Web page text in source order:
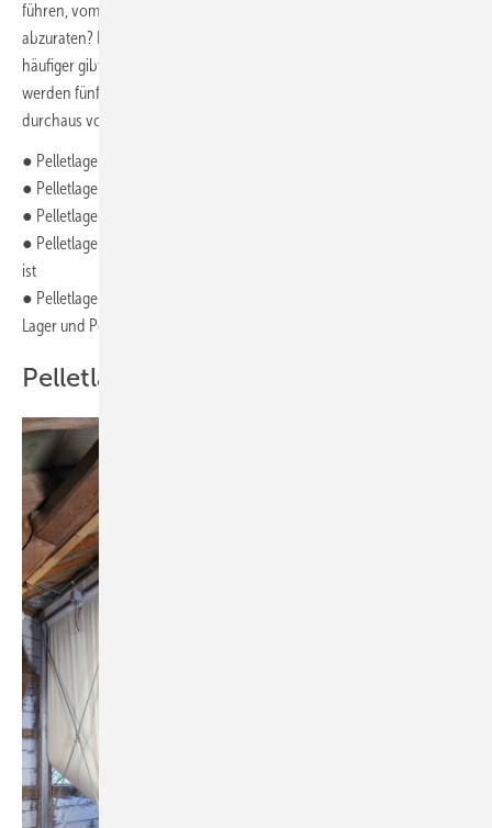
führen, vom Einbau eines Pelletheizsystems vorsichtshalber
abzuraten? Es mag tatsächlich solche seltenen Fälle geben. Doch viel
häufiger gibt es Lösungen auch für ungewöhnliche Orte. Nachfolgen
werden fünf Möglichkeiten und dazugehörige Fälle, die in der Praxis
durchaus vorkommen, skizziert:
● Pelletlager auf dem Dachboden
● Pelletlager in Räumen mit Feuchtigkeit
● Pelletlager mit niedriger Raumhöhe
● Pelletlager neben dem Gebäude, wenn kein Kellerraum vorhanden
ist
● Pelletlager in verzweigten Gebäuden mit weiten Wegen zwischen
Lager und Pellet-Heizkessel
Pelletlager auf dem Dachboden